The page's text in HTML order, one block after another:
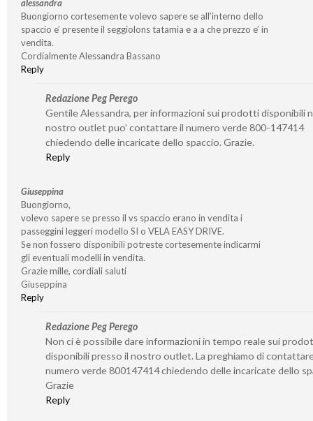
alessandra
Buongiorno cortesemente volevo sapere se all’interno dello
spaccio e’ presente il seggiolons tatamia e a a che prezzo e’ in
vendita.
Cordialmente Alessandra Bassano
Reply
Redazione Peg Perego
Gentile Alessandra, per informazioni sui prodotti disponibili
nostro outlet puo’ contattare il numero verde 800-147414
chiedendo delle incaricate dello spaccio. Grazie.
Reply
Giuseppina
Buongiorno,
volevo sapere se presso il vs spaccio erano in vendita i
passeggini leggeri modello SI o VELA EASY DRIVE.
Se non fossero disponibili potreste cortesemente indicarmi
gli eventuali modelli in vendita.
Grazie mille, cordiali saluti
Giuseppina
Reply
Redazione Peg Perego
Non ci è possibile dare informazioni in tempo reale sui
disponibili presso il nostro outlet. La preghiamo di
numero verde 800147414 chiedendo delle incaricate dello
Grazie
Reply